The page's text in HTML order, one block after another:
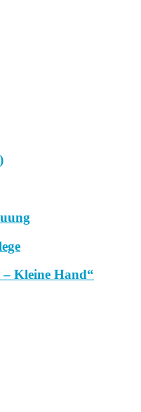
Kleine Hand“